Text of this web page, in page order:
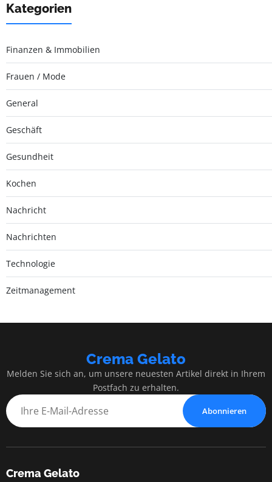
Kategorien
Finanzen & Immobilien
Frauen / Mode
General
Geschäft
Gesundheit
Kochen
Nachricht
Nachrichten
Technologie
Zeitmanagement
Crema Gelato
Melden Sie sich an, um unsere neuesten Artikel direkt in Ihrem
Postfach zu erhalten.
Abonnieren
Crema Gelato